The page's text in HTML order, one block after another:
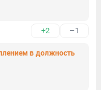
+2 –1
в должность